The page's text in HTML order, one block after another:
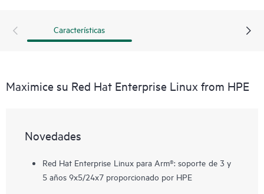
Características
Maximice su Red Hat Enterprise Linux from HPE
Novedades
Red Hat Enterprise Linux para Arm®: soporte de 3 y
5 años 9x5/24x7 proporcionado por HPE